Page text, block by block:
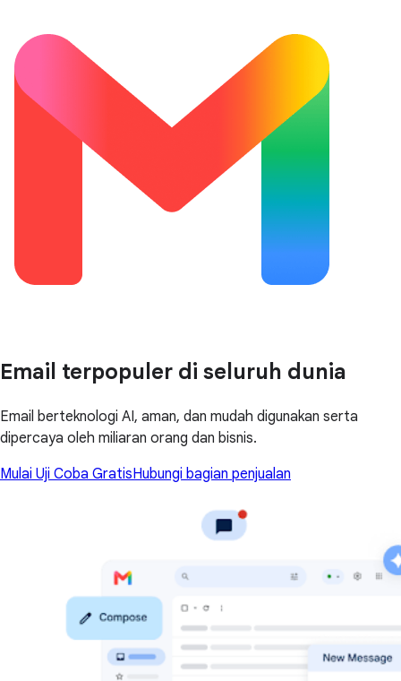
Email terpopuler di seluruh dunia
Email berteknologi AI, aman, dan mudah digunakan serta
dipercaya oleh miliaran orang dan bisnis.
Mulai Uji Coba GratisHubungi bagian penjualan